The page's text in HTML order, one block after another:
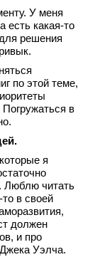
У меня
есть какая‑то
решения
по этой теме,
в
я
Люблю читать
в своей
должен
и про
Уэлча.